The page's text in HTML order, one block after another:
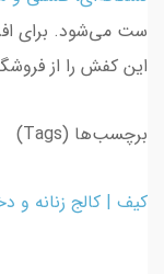
ست می‌شود. برای
این کفش را از
برچسب‌ها (Tags)
کیف | کالج زنانه و